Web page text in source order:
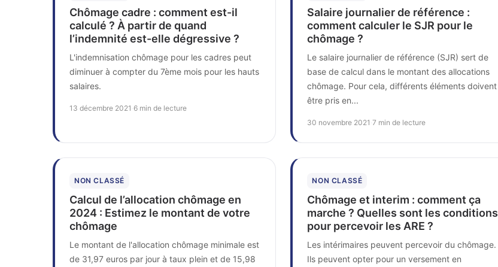
Chômage cadre : comment est-il
calculé ? À partir de quand
l’indemnité est-elle dégressive ?
L'indemnisation chômage pour les cadres peut
diminuer à compter du 7ème mois pour les hauts
salaires.
13 décembre 2021 6 min de lecture
Salaire journalier de référence :
comment calculer le SJR pour le
chômage ?
Le salaire journalier de référence (SJR) sert de
base de calcul dans le montant des allocations
chômage. Pour cela, différents éléments doivent
être pris en...
30 novembre 2021 ·7 min de lecture
NON CLASSÉ
Calcul de l’allocation chômage en
2024 : Estimez le montant de votre
chômage
Le montant de l'allocation chômage minimale est
de 31,97 euros par jour à taux plein et de 15,98
NON CLASSÉ
Chômage et interim : comment ça
marche ? Quelles sont les conditions
pour percevoir les ARE ?
Les intérimaires peuvent percevoir du chômage.
Ils peuvent opter pour un versement en